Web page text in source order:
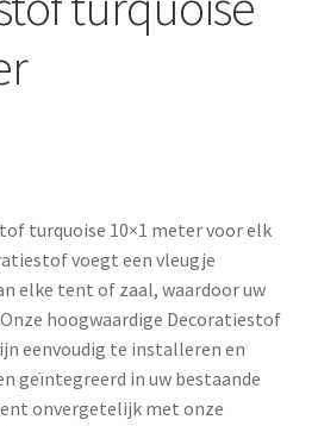
turquoise 10×1 meter voor elk
voegt een vleugje
elke tent of zaal, waardoor uw
hoogwaardige Decoratiestof
eenvoudig te installeren en
geïntegreerd in uw bestaande
onvergetelijk met onze